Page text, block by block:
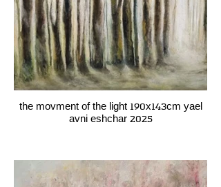
the movment of the light 190x143cm yael
avni eshchar 2025